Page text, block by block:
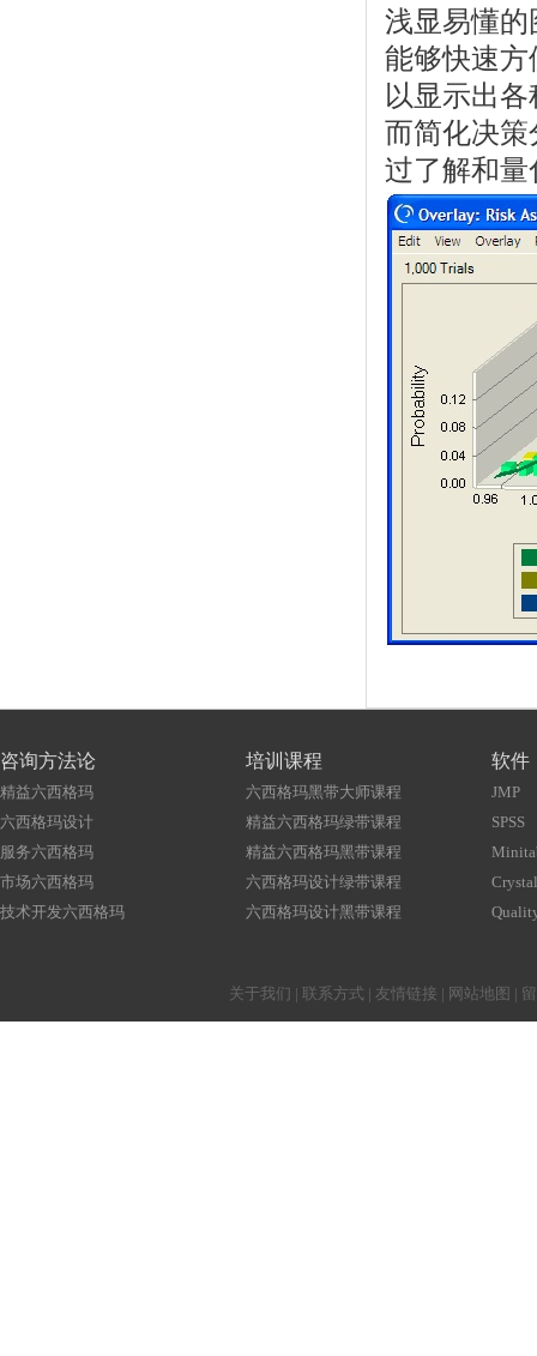
浅显易懂
能够快速
以显示出
而简化决策
过了解和
咨询方法论
精益六西格玛
六西格玛设计
服务六西格玛
市场六西格玛
技术开发六西格玛
培训课程
六西格玛黑带大师课程
精益六西格玛绿带课程
精益六西格玛黑带课程
六西格玛设计绿带课程
六西格玛设计黑带课程
软件
JMP
SPSS
关于我们 | 联系方式 | 友情链接 | 网站地图 |